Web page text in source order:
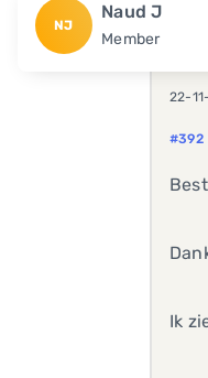
NJ
Naud J
Member
22-
#392
Ik